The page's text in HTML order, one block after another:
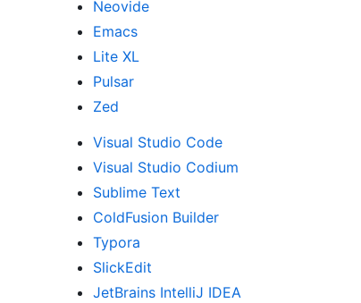
Neovide
Emacs
Lite XL
Pulsar
Zed
Visual Studio Code
Visual Studio Codium
Sublime Text
ColdFusion Builder
Typora
SlickEdit
JetBrains IntelliJ IDEA